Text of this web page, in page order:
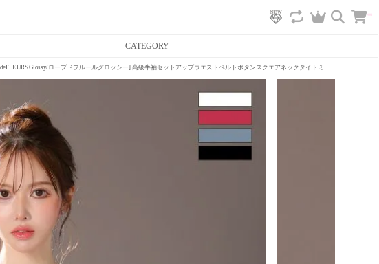
CATEGORY
ローブドフルールグロッシー] 高級半袖セットアップウエストベルトボタンスクエアネックタイトミニドレス